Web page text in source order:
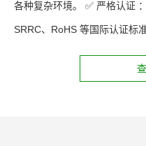
各种复杂环境。 ✅ 严格认证
SRRC、RoHS 等国际认证标